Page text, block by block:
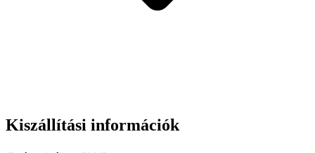
Kiszállítási információk